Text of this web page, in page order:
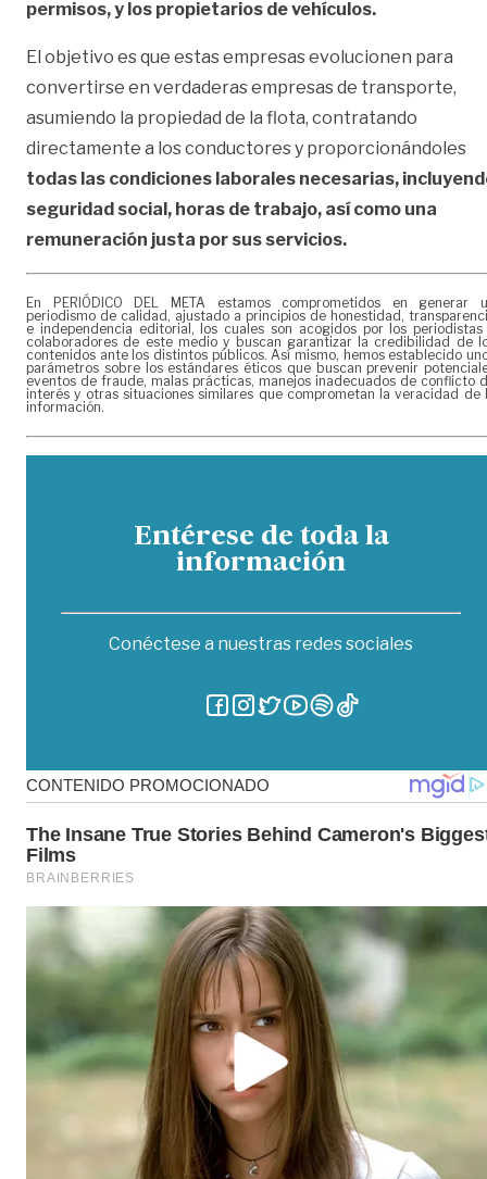
permisos, y los propietarios de vehículos.
El objetivo es que estas empresas evolucionen para
convertirse en verdaderas empresas de transporte,
asumiendo la propiedad de la flota, contratando
directamente a los conductores y proporcionándoles
todas las condiciones laborales necesarias,
seguridad social, horas de trabajo, así como una
remuneración justa por sus servicios.
En PERIÓDICO DEL META estamos comprometidos en generar
periodismo de calidad, ajustado a principios de honestidad,
e independencia editorial, los cuales son acogidos por los periodistas
colaboradores de este medio y buscan garantizar la credibilidad de
contenidos ante los distintos públicos. Así mismo, hemos establecido
parámetros sobre los estándares éticos que buscan prevenir
eventos de fraude, malas prácticas, manejos inadecuados de conflicto
interés y otras situaciones similares que comprometan la veracidad de
información.
Entérese de toda la
información
Conéctese a nuestras redes sociales